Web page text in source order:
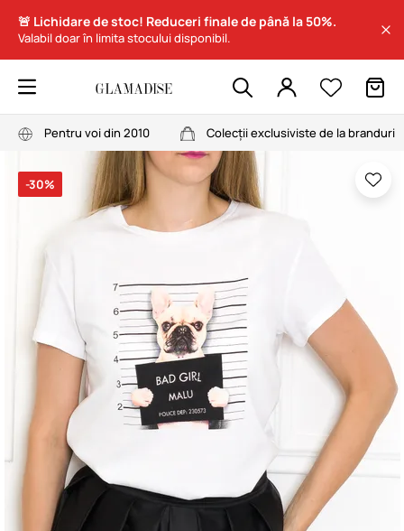
🚨 Lichidare de stoc! Reduceri finale de până la 50%.
Valabil doar în limita stocului disponibil.
Pentru voi din 2010 Colecții exclusiviste de la branduri
-30%